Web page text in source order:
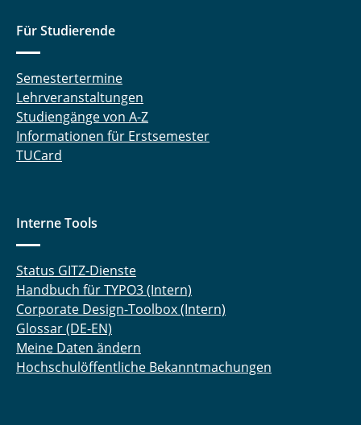
Für Studierende
Semestertermine
Lehrveranstaltungen
Studiengänge von A-Z
Informationen für Erstsemester
TUCard
Interne Tools
Status GITZ-Dienste
Handbuch für TYPO3 (Intern)
Corporate Design-Toolbox (Intern)
Glossar (DE-EN)
Meine Daten ändern
Hochschulöffentliche Bekanntmachungen